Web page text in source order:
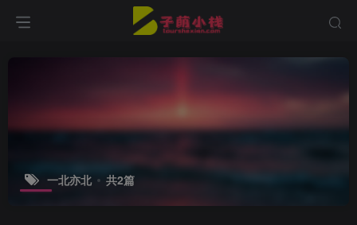
一北亦北 共2篇